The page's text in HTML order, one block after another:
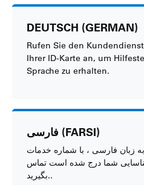
DEUTSCH (GERMAN)
Rufen Sie den
Ihrer ID-Karte an, um
Sprache zu erhalten.
فارسی (FARSI)
زبان فارسی ، با شماره خدمات
شما درج شده است تماس
بگیرید..